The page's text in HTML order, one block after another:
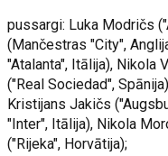
pussargi: Luka Modričs
(Mančestras "City",
"Atalanta", Itālija), Nikola
("Real Sociedad",
Kristijans Jakičs
"Inter", Itālija), Nikola
("Rijeka", Horvātija);